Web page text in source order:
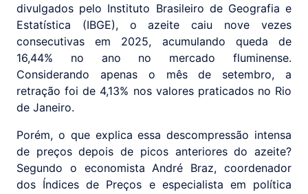
divulgados pelo Instituto Brasileiro de Geografia e
Estatística (IBGE), o azeite caiu nove vezes
consecutivas em 2025, acumulando queda de
16,44% no ano no mercado fluminense.
Considerando apenas o mês de setembro, a
retração foi de 4,13% nos valores praticados no Rio
de Janeiro.
Porém, o que explica essa descompressão intensa
de preços depois de picos anteriores do azeite?
Segundo o economista André Braz, coordenador
dos Índices de Preços e especialista em política